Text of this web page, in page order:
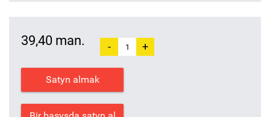
39,40 man. - +
Satyn almak